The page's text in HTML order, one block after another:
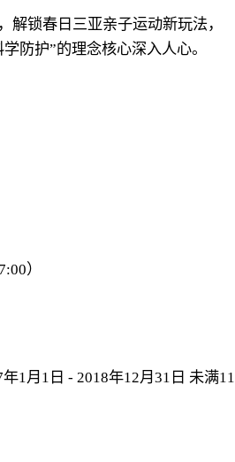
锁春日三亚亲子运动新玩法，
防护”的理念核心深入人心。
）
1月1日 - 2018年12月31日 未满11